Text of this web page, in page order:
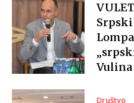
Vulina
Društvo